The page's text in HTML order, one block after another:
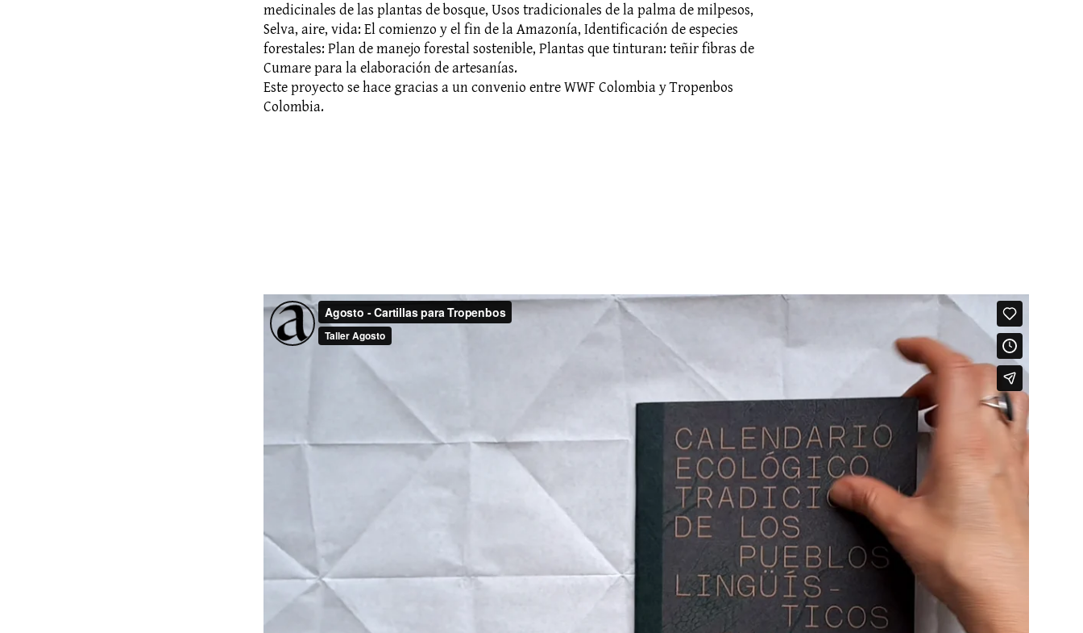
medicinales de las plantas de bosque, Usos tradicionales de la palma de milpesos,
Selva, aire, vida: El comienzo y el fin de la Amazonía, Identificación de especies
forestales: Plan de manejo forestal sostenible, Plantas que tinturan: teñir fibras de
Cumare para la elaboración de artesanías.
Este proyecto se hace gracias a un convenio entre WWF Colombia y Tropenbos
Colombia.